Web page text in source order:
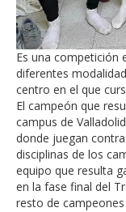
Es una competición
diferentes
centro en el que
El campeón que
campus de
donde juegan
disciplinas de los
equipo que resulta
en la fase final del
resto de